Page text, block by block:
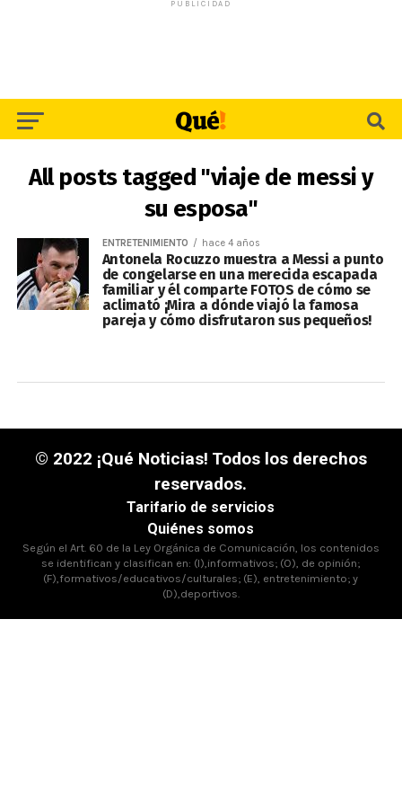
PUBLICIDAD
All posts tagged "viaje de messi y
su esposa"
ENTRETENIMIENTO hace 4 años
Antonela Rocuzzo muestra a Messi a punto
de congelarse en una merecida escapada
familiar y él comparte FOTOS de cómo se
aclimató ¡Mira a dónde viajó la famosa
pareja y cómo disfrutaron sus pequeños!
© 2022 ¡Qué Noticias! Todos los derechos
reservados.
Tarifario de servicios
Quiénes somos
Según el Art. 60 de la Ley Orgánica de Comunicación, los contenidos
se identifican y clasifican en: (I),informativos; (O), de opinión;
(F),formativos/educativos/culturales; (E), entretenimiento; y
(D),deportivos.